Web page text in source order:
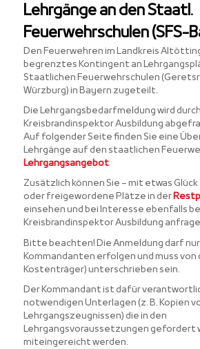
Lehrgänge an den Staatl.
Feuerwehrschulen (SFS-
Den Feuerwehren im Landkreis
begrenztes Kontingent an
Staatlichen Feuerwehrschulen
Würzburg) in Bayern zugeteilt.
Die Lehrgangsbedarfmeldung wird
Kreisbrandinspektor Ausbildung
Auf folgender Seite finden Sie eine
Lehrgänge auf den staatlichen
Lehrgangsangebot
Zusätzlich können Sie – mit etwas
oder freigewordene Plätze in der
einsehen und bei Interesse ebenfalls
Kreisbrandinspektor Ausbildung
Bitte beachten! Die Anmeldung darf
Kommandanten erfolgen und muss von
Kostenträger) unterschrieben sein.
Der Kommandant ist dafür
notwendigen Unterlagen (z. B. Kopien
Lehrgangszeugnissen) die in den
Lehrgangsvoraussetzungen gefordert
miteingereicht werden.